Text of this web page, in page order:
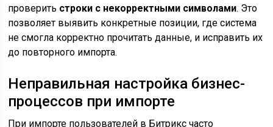
проверить строки с некорректными символами. Это
позволяет выявить конкретные позиции, где система
не смогла корректно прочитать данные, и исправить их
до повторного импорта.
Неправильная настройка бизнес-
процессов при импорте
При импорте пользователей в Битрикс часто